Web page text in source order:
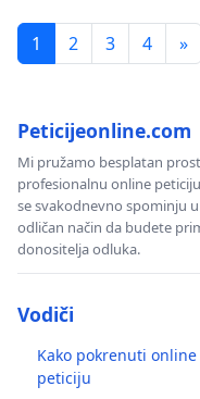
1 2 3 4 »
Peticijeonline.com
Mi pružamo besplatan
profesionalnu online
se svakodnevno spominju
odličan način da budete
donositelja odluka.
Vodiči
Kako pokrenuti online
peticiju